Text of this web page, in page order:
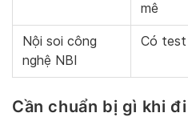
mê
Nội soi công
nghệ NBI
Có test
Cần chuẩn bị gì khi